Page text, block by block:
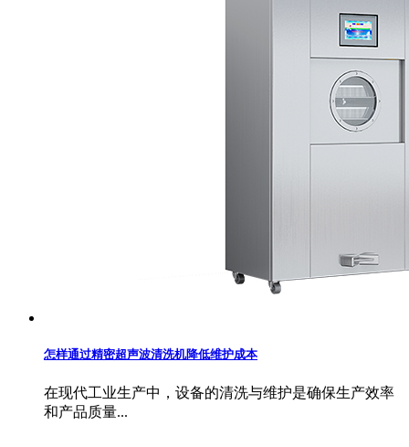
怎样通过精密超声波清洗机降低维护成本
在现代工业生产中，设备的清洗与维护是确保生产效率
和产品质量...